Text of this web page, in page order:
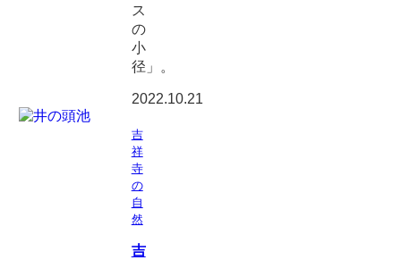
ス
の
小
径」。
2022.10.21
吉
祥
寺
の
自
然
吉